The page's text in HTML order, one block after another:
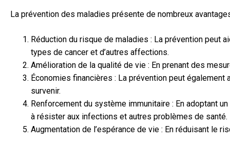
La prévention des maladies présente de nombreux
Réduction du risque de maladies : La prévention peut
types de cancer et d’autres affections.
Amélioration de la qualité de vie : En prenant des
Économies financières : La prévention peut
survenir.
Renforcement du système immunitaire : En adoptant
à résister aux infections et autres problèmes de santé.
Augmentation de l’espérance de vie : En réduisant le